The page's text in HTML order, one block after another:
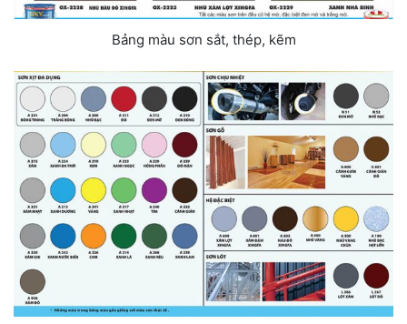
Bảng màu sơn sắt, thép, kẽm